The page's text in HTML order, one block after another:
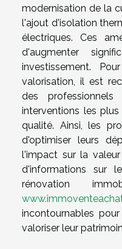
modernisation de la
l'ajout d'isolation
électriques. Ces
d'augmenter
investissement.
valorisation, il est
des
interventions les
qualité. Ainsi, les
d'optimiser leurs
l'impact sur la
d'informations sur
rénovation
incontournables
valoriser leur